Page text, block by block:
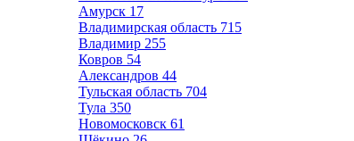
Амурск 17
Владимирская область 715
Владимир 255
Ковров 54
Александров 44
Тульская область 704
Тула 350
Новомосковск 61